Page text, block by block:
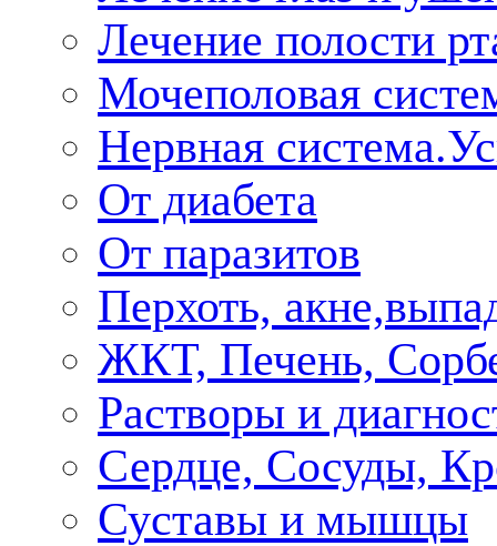
Лечение полости
Мочеполовая
Нервная
От диабета
От паразитов
Перхоть,
ЖКТ, Печень,
Растворы и
Сердце, Сосуды,
Суставы и мышцы